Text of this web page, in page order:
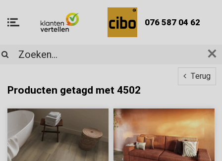
076 587 04 62
Terug
Producten getagd met 4502